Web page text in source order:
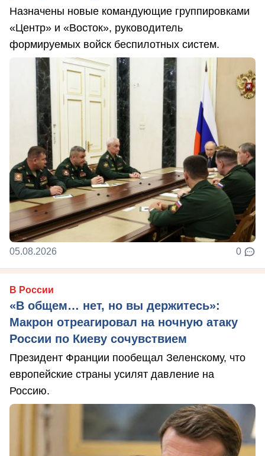
Назначены новые командующие группировками
«Центр» и «Восток», руководитель
формируемых войск беспилотных систем.
05.08.2026 0
В России
«В общем… нет, но вы держитесь»:
Макрон отреагировал на ночную атаку
России по Киеву сочувствием
Президент Франции пообещал Зеленскому, что
европейские страны усилят давление на
Россию.